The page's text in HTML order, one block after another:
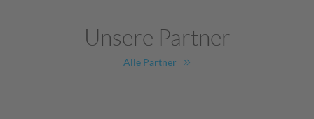
Unsere Partner
Alle Partner